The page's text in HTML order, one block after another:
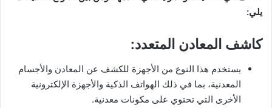
يلي:
كاشف المعادن المتعدد:
يستخدم هذا النوع من الأجهزة للكشف عن المعادن والأجسام
المعدنية، بما في ذلك الهواتف الذكية والأجهزة الإلكترونية
الأخرى التي تحتوي على مكونات معدنية.